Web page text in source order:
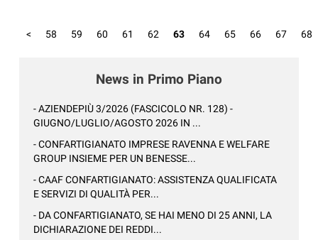
< 58 59 60 61 62 63 64 65 66 67 68
News in Primo Piano
- AZIENDEPIÙ 3/2026 (FASCICOLO NR. 128) -
GIUGNO/LUGLIO/AGOSTO 2026 IN ...
- CONFARTIGIANATO IMPRESE RAVENNA E WELFARE
GROUP INSIEME PER UN BENESSE...
- CAAF CONFARTIGIANATO: ASSISTENZA QUALIFICATA
E SERVIZI DI QUALITÀ PER...
- DA CONFARTIGIANATO, SE HAI MENO DI 25 ANNI, LA
DICHIARAZIONE DEI REDDI...